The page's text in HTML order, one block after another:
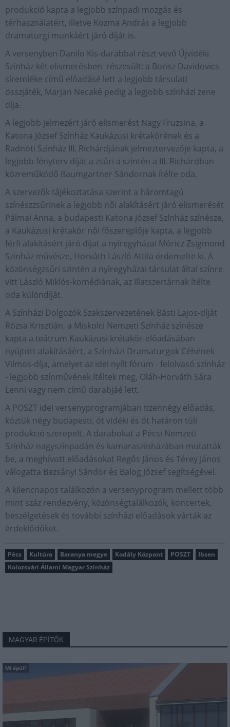
produkció kapta a legjobb színpadi mozgás és
térhasználatért, illetve Kozma András a legjobb
dramaturgi munkáért járó díját is.
A versenyben Danilo Kis-darabbal részt vevő Újvidéki
Színház két elismerésben részesült: a Borisz Davidovics
síremléke című előadásé lett a legjobb társulati
összjáték, Marjan Necaké pedig a legjobb színházi zene
díja.
A legjobb jelmezért járó elismerést Nagy Fruzsina, a
Katona József Színház Kaukázusi krétakörének és a
Radnóti Színház III. Richárdjának jelmeztervezője kapta, a
legjobb fényterv díját a zsűri a szintén a III. Richárdban
közreműködő Baumgartner Sándornak ítélte oda.
A szervezők tájékoztatása szerint a háromtagú
színészzsűrinek a legjobb női alakításért járó elismerését
Pálmai Anna, a budapesti Katona József Színház színésze,
a Kaukázusi krétakör női főszereplője kapta, a legjobb
férfi alakításért járó díjat a nyíregyházai Móricz Zsigmond
Színház művésze, Horváth László Attila érdemelte ki. A
közönségzsűri szintén a nyíregyházai társulat által színre
vitt László Miklós-komédiának, az Illatszertárnak ítélte
oda különdíját.
A Színházi Dolgozók Szakszervezetének Básti Lajos-díját
Rózsa Krisztián, a Miskolci Nemzeti Színház színésze
kapta a teátrum Kaukázusi krétakör-előadásában
nyújtott alakításáért, a Színházi Dramaturgok Céhének
Vilmos-díja, amelyet az idei nyílt fórum - felolvasó színház
- legjobb színművének ítéltek meg, Oláh-Horváth Sára
Lenni vagy nem című darabjáé lett.
A POSZT idei versenyprogramjában tizennégy előadás,
köztük négy budapesti, öt vidéki és öt határon túli
produkció szerepelt. A darabokat a Pécsi Nemzeti
Színház nagyszínpadán és kamaraszínházában mutatták
be, a meghívott előadásokat Regős János és Térey János
válogatta Bazsányi Sándor és Balog József segítségével.
A kilencnapos találkozón a versenyprogram mellett több
mint száz rendezvény, közönségtalálkozók, koncertek,
beszélgetések és további színházi előadások várták az
érdeklődőket.
Pécs Kultúra Baranya megye Kodály Központ POSZT
Ibsen
Kolozsvári Állami Magyar Színház
MAGYAR ÉPÍTŐK
Mi épül?